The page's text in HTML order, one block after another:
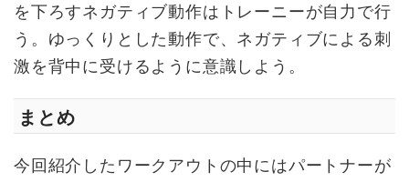
を下ろすネガティブ動作はトレーニーが自力で行
う。ゆっくりとした動作で、ネガティブによる刺
激を背中に受けるように意識しよう。
まとめ
今回紹介したワークアウトの中にはパートナーが